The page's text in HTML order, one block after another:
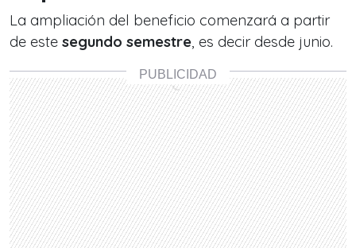
La ampliación del beneficio comenzará a partir
de este segundo semestre, es decir desde junio.